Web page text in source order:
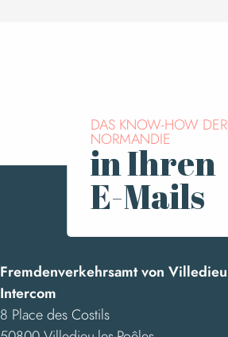
DAS KNOW-HOW DER
NORMANDIE
in Ihren
E-Mails
Fremdenverkehrsamt von Villedieu
Intercom
8 Place des Costils